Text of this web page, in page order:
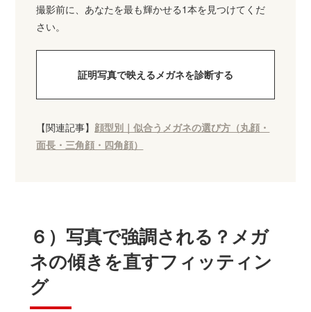
撮影前に、あなたを最も輝かせる1本を見つけてくだ
さい。
証明写真で映えるメガネを診断する
【関連記事】 顔型別｜似合うメガネの選び方（丸顔・
面長・三角顔・四角顔）
６）写真で強調される？メガ
ネの傾きを直すフィッティン
グ